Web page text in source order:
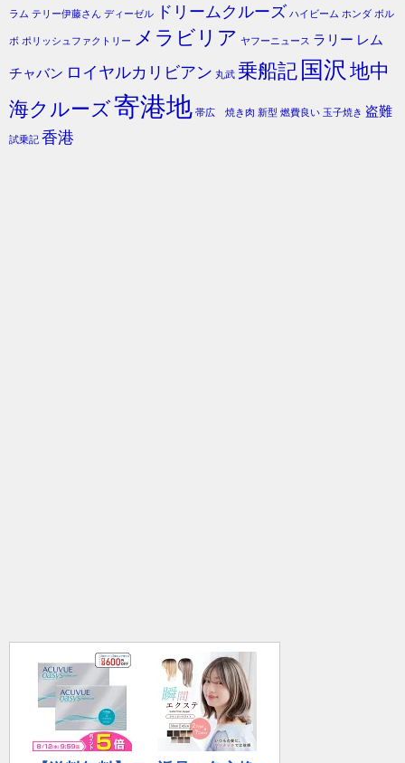
ラム テリー伊藤さん ディーゼル ドリームクルーズ ハイビーム ホンダ ボル
ボ ポリッシュファクトリー メラビリア ヤフーニュース ラリー レム
チャバン ロイヤルカリビアン 丸武 乗船記 国沢 地中
海クルーズ寄港地 帯広 焼き肉 新型 燃費良い 玉子焼き 盗難
試乗記 香港